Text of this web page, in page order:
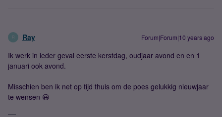
R Ray Forum|Forum|10 years ago
Ik werk in ieder geval eerste kerstdag, oudjaar avond en en 1
januari ook avond.
Misschien ben ik net op tijd thuis om de poes gelukkig nieuwjaar
te wensen 😃